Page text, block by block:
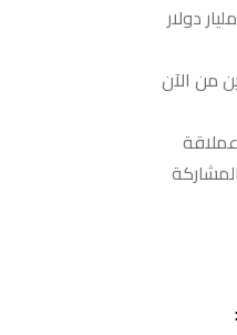
وزير الطاقة قدّر مساهمة تطوير حقل الجافورة وتوسعة شبكة أنابيب الغاز بالناتج المحلي الإجمالي للبلاد، عند اكتمال المشروعين، بنحو 20 مليار دولار
بحلول 2030.. لا بل أن نكون جاهزين من الآن
110 مليارات دولار، وبأن عملاقة